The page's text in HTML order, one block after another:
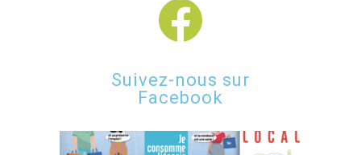
Suivez-nous sur
Facebook